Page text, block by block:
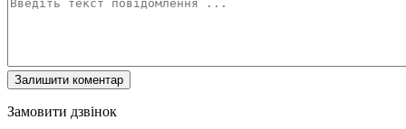
Замовити дзвінок